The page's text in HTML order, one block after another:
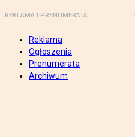
REKLAMA I PRENUMERATA
Reklama
Ogłoszenia
Prenumerata
Archiwum